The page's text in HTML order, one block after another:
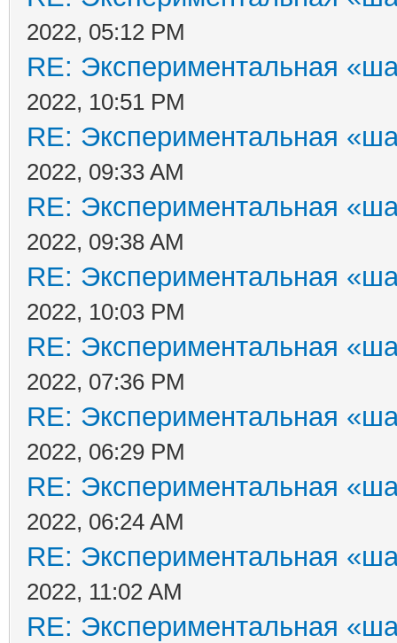
2022, 05:12 PM
RE: Экспериментальная
2022, 10:51 PM
RE: Экспериментальная
2022, 09:33 AM
RE: Экспериментальная
2022, 09:38 AM
RE: Экспериментальная
2022, 10:03 PM
RE: Экспериментальная
2022, 07:36 PM
RE: Экспериментальная
2022, 06:29 PM
RE: Экспериментальная
2022, 06:24 AM
RE: Экспериментальная
2022, 11:02 AM
RE: Экспериментальная